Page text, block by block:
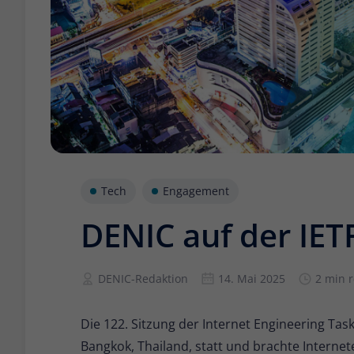
Tech Engagement
DENIC auf der
DENIC-Redaktion 14. Mai 2025 2 min
Die 122. Sitzung der Internet Engineering
Bangkok, Thailand, statt und brachte